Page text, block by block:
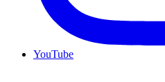
YouTube